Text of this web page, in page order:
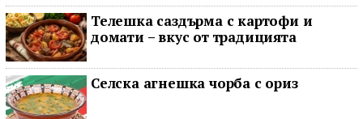
Телешка саздърма с картофи и
домати – вкус от традицията
Селска агнешка чорба с ориз